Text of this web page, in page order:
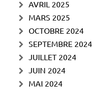
AVRIL 2025
MARS 2025
OCTOBRE 2024
SEPTEMBRE 2024
JUILLET 2024
JUIN 2024
MAI 2024